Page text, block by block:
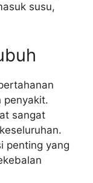
susu,
penyakit.
sangat
penting yang